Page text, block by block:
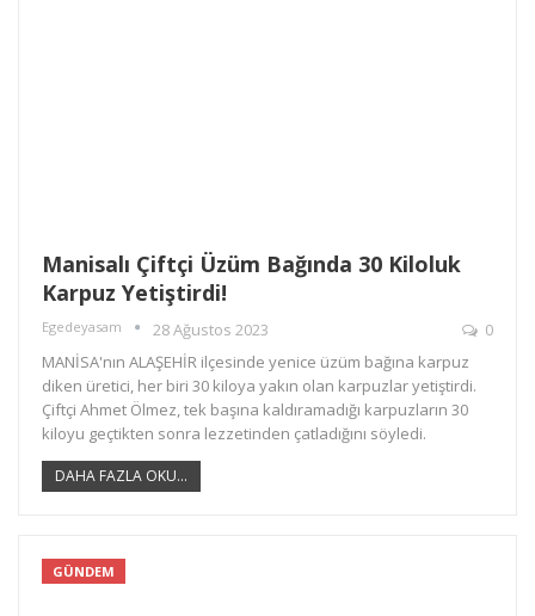
Manisalı Çiftçi Üzüm Bağında 30 Kiloluk
Karpuz Yetiştirdi!
Egedeyasam 28 Ağustos 2023
0
MANİSA'nın ALAŞEHİR ilçesinde yenice üzüm bağına karpuz
diken üretici, her biri 30 kiloya yakın olan karpuzlar yetiştirdi.
Çiftçi Ahmet Ölmez, tek başına kaldıramadığı karpuzların 30
kiloyu geçtikten sonra lezzetinden çatladığını söyledi.
DAHA FAZLA OKU...
GÜNDEM